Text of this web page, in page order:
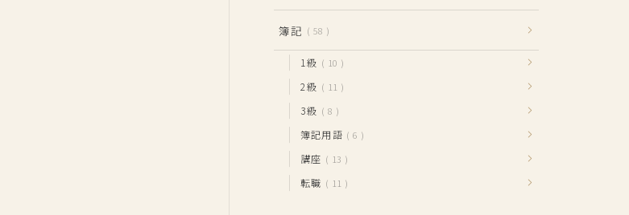
簿記 58
1級 10
2級 11
3級 8
簿記用語 6
講座 13
転職 11